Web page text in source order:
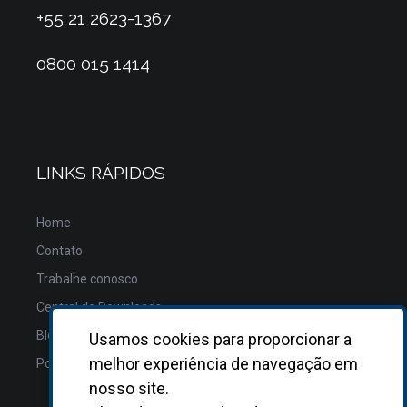
+55 21 2623-1367
0800 015 1414
LINKS RÁPIDOS
Home
Contato
Trabalhe conosco
Central de Downloads
Blog
Política de Privacidade
Usamos cookies para proporcionar a
melhor experiência de navegação em
nosso site.